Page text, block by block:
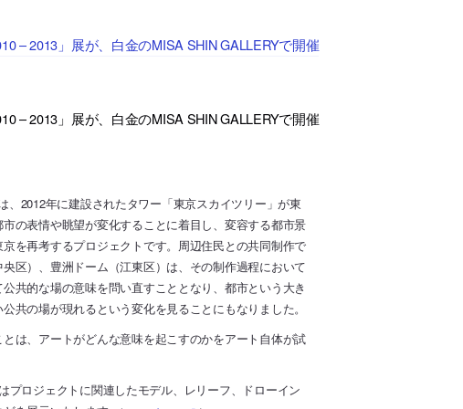
– 2013」展が、白金のMISA SHIN GALLERYで開催
– 2013」展が、白金のMISA SHIN GALLERYで開催
2012年に建設されたタワー「東京スカイツリー」が東
の表情や眺望が変化することに着目し、変容する都市景
を再考するプロジェクトです。周辺住民との共同制作で
区）、豊洲ドーム（江東区）は、その制作過程において
共的な場の意味を問い直すこととなり、都市という大き
共の場が現れるという変化を見ることにもなりました。
は、アートがどんな意味を起こすのかをアート自体が試
プロジェクトに関連したモデル、レリーフ、ドローイン